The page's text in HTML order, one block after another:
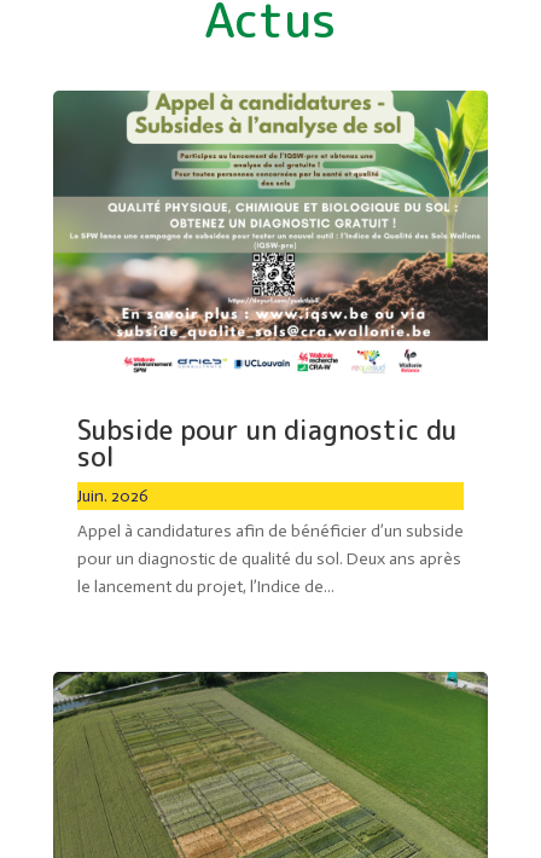
Actus
Subside pour un diagnostic du
sol
Juin. 2026
Appel à candidatures afin de bénéficier d’un subside
pour un diagnostic de qualité du sol. Deux ans après
le lancement du projet, l’Indice de...